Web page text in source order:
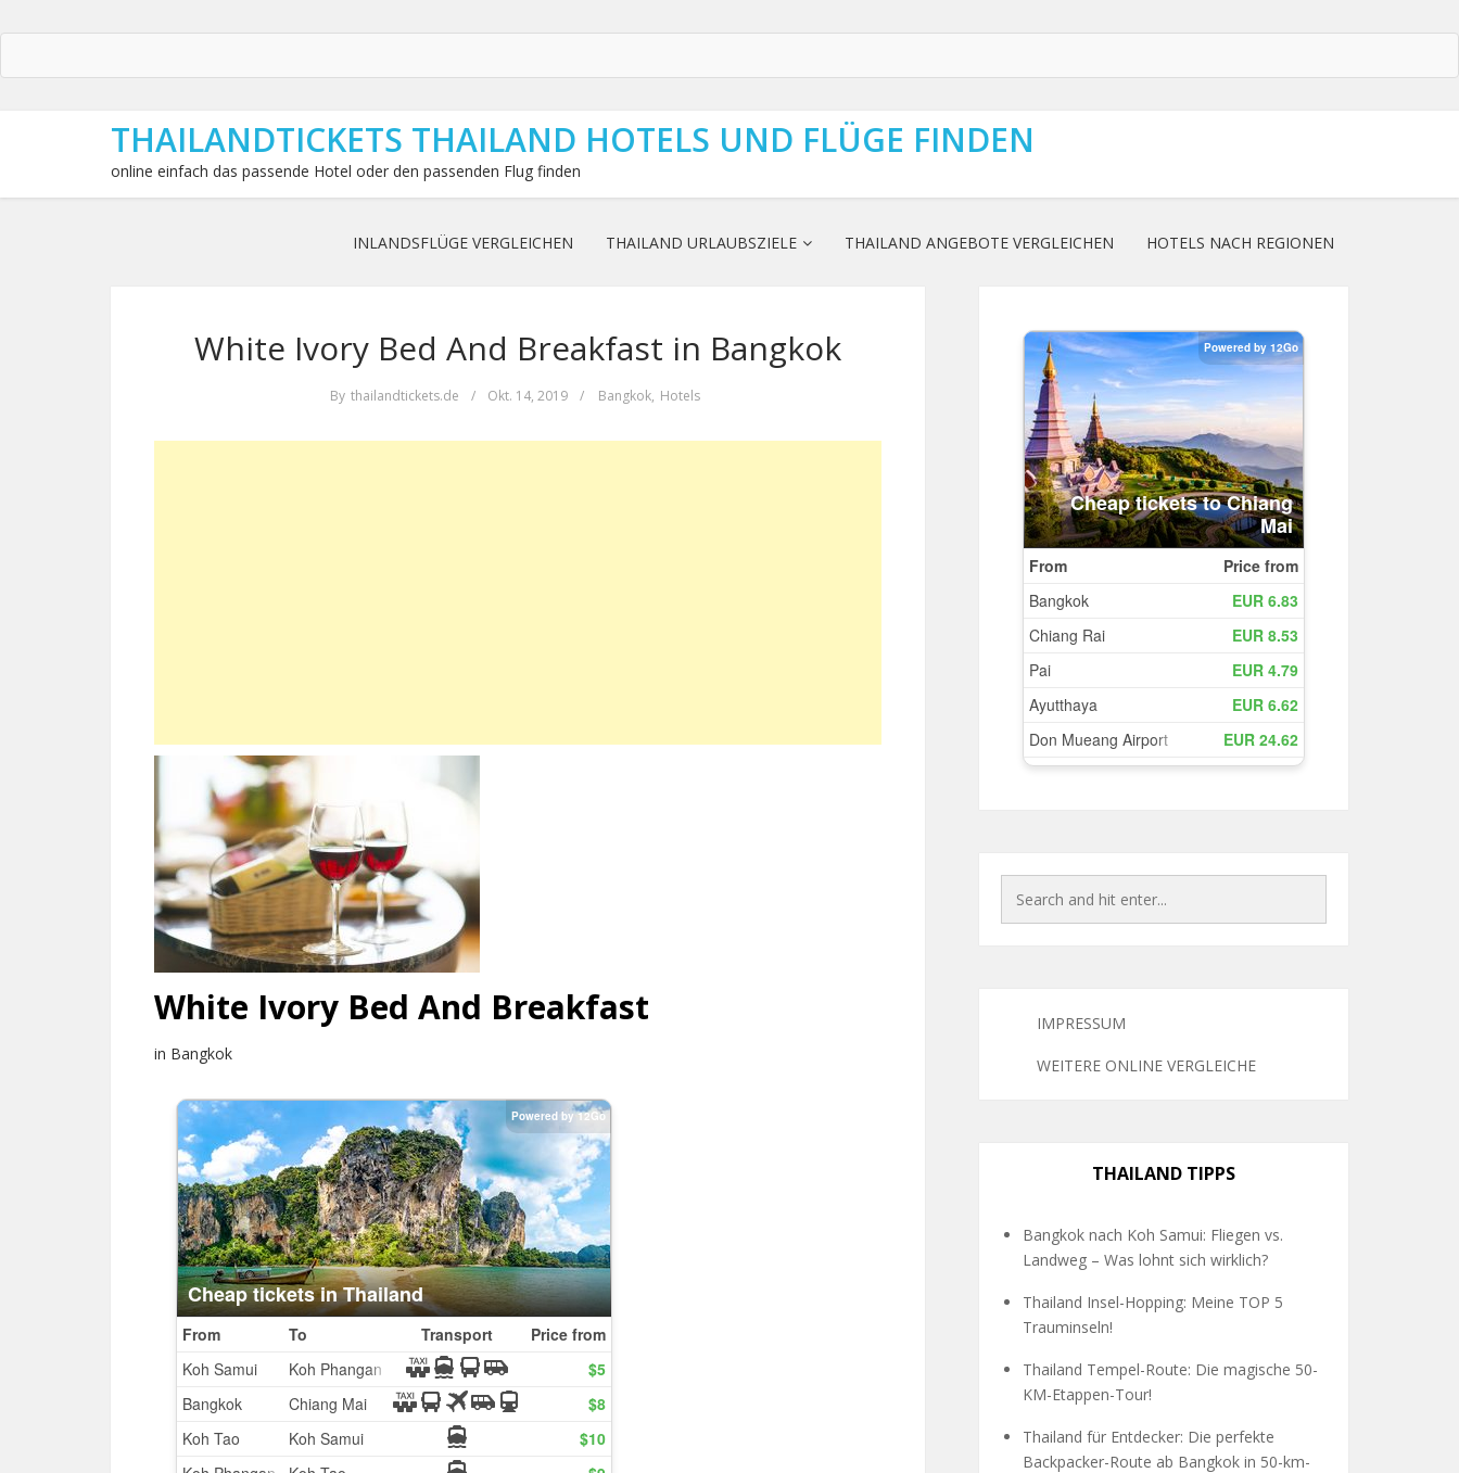
THAILANDTICKETS THAILAND HOTELS UND FLÜGE FINDEN
online einfach das passende Hotel oder den passenden Flug finden
INLANDSFLÜGE VERGLEICHEN THAILAND URLAUBSZIELE THAILAND ANGEBOTE VERGLEICHEN HOTELS NACH REGIONEN
White Ivory Bed And Breakfast in Bangkok
By thailandtickets.de / Okt. 14, 2019 / Bangkok, Hotels
White Ivory Bed And Breakfast
in Bangkok
IMPRESSUM
WEITERE ONLINE VERGLEICHE
THAILAND TIPPS
Bangkok nach Koh Samui: Fliegen vs.
Landweg – Was lohnt sich wirklich?
Thailand Insel-Hopping: Meine TOP 5
Trauminseln!
Thailand Tempel-Route: Die magische 50-
KM-Etappen-Tour!
Thailand für Entdecker: Die perfekte
Backpacker-Route ab Bangkok in 50-km-